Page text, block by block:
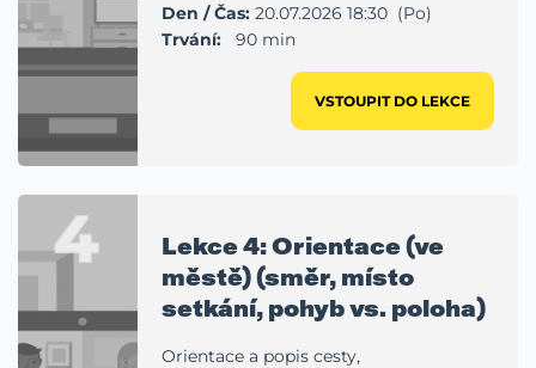
Den / Čas: 20.07.2026 18:30 (Po)
Trvání: 90 min
VSTOUPIT DO LEKCE
4
Lekce 4: Orientace (ve
městě) (směr, místo
setkání, pohyb vs. poloha)
Orientace a popis cesty,